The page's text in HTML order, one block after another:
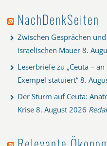
NachDenkSeiten
Zwischen Gesprächen
israelischen Mauer 8.
Leserbriefe zu „Ceuta –
Exempel statuiert“ 8.
Der Sturm auf Ceuta:
Krise 8. August 2026